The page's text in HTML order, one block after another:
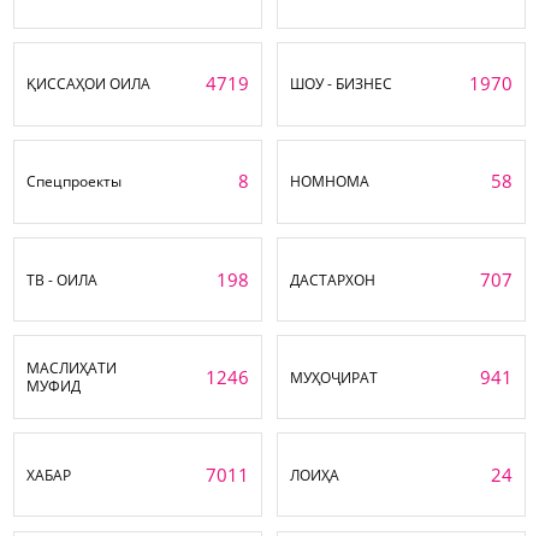
ҚИССАҲОИ ОИЛА 4719 ШОУ - БИЗНЕС 1970
Спецпроекты 8 НОМНОМА 58
ТВ - ОИЛА 198 ДАСТАРХОН 707
МАСЛИҲАТИ
МУФИД
1246 МУҲОҶИРАТ 941
ХАБАР 7011 ЛОИҲА 24